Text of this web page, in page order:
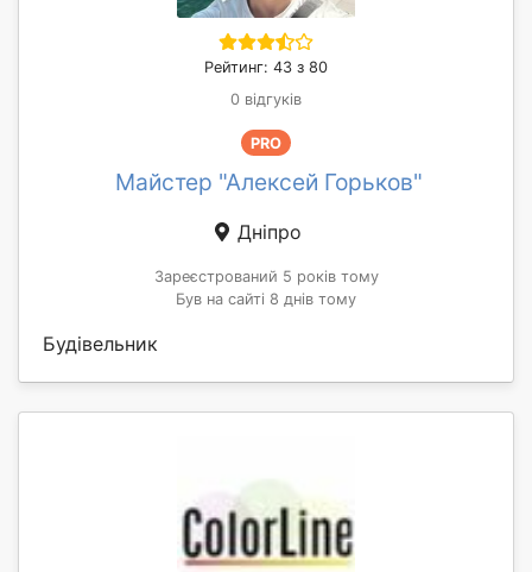
Рейтинг: 43 з 80
0 відгуків
PRO
Майстер "Алексей Горьков"
Дніпро
Зареєстрований 5 років тому
Був на сайті 8 днів тому
Будівельник